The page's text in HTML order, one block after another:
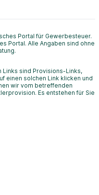
Portal für Gewerbesteuer.
Portal. Alle Angaben sind ohne
Links sind Provisions-Links,
einen solchen Link klicken und
wir vom betreffenden
Es entstehen für Sie